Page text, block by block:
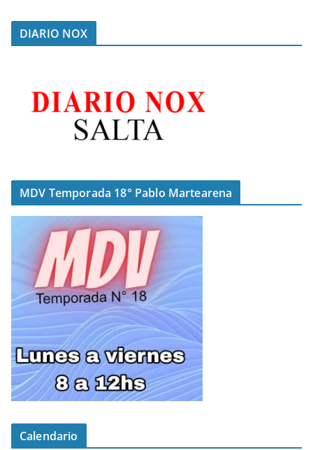
DIARIO NOX
MDV Temporada 18° Pablo Martearena
Calendario